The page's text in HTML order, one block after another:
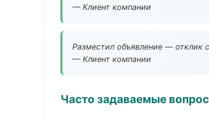
— Клиент компании
Разместил объявление — отклик
— Клиент компании
Часто задаваемые